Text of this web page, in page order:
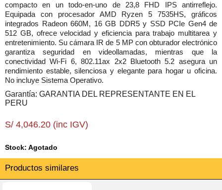
compacto en un todo-en-uno de 23,8 FHD IPS antirreflejo.
Equipada con procesador AMD Ryzen 5 7535HS, gráficos
integrados Radeon 660M, 16 GB DDR5 y SSD PCIe Gen4 de
512 GB, ofrece velocidad y eficiencia para trabajo multitarea y
entretenimiento. Su cámara IR de 5 MP con obturador electrónico
garantiza seguridad en videollamadas, mientras que la
conectividad Wi-Fi 6, 802.11ax 2x2 Bluetooth 5.2 asegura un
rendimiento estable, silenciosa y elegante para hogar u oficina.
No incluye Sistema Operativo.
Garantía: GARANTIA DEL REPRESENTANTE EN EL
PERU
S/ 4,046.20 (inc IGV)
Stock: Agotado
Productos similares